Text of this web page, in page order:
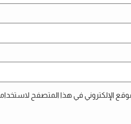
الإلكتروني في هذا المتصفح